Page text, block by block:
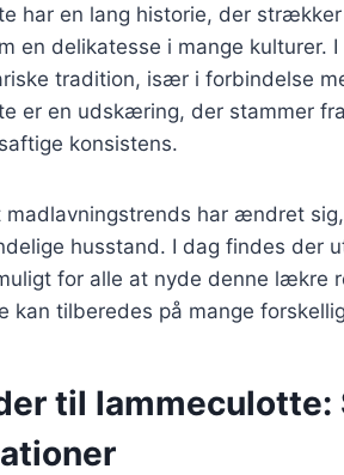
har en lang historie, der
en delikatesse i mange kulturer.
tradition, især i forbindelse
er en udskæring, der stammer
konsistens.
madlavningstrends har ændret
husstand. I dag findes der
for alle at nyde denne lækre
kan tilberedes på mange
til lammeculotte: